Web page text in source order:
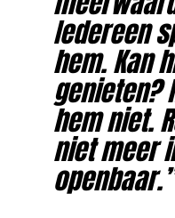
Iedereen
hem. Kan
genieten?
hem niet.
niet meer
openbaar.”